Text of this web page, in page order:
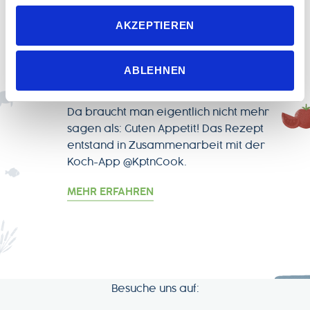
Wenn Sie das Banner mit „Ablehnen“ bestätigen, werden
nur die notwendigen Cookies auf der Webseite gesetzt,
die für den störungsfreien Betrieb der Webseite und die
AKZEPTIEREN
ABLEHNEN
gerösteten Karotten &
Ziegenkäse
Da braucht man eigentlich nicht mehr
sagen als: Guten Appetit! Das Rezept
entstand in Zusammenarbeit mit der
Koch-App @KptnCook.
MEHR ERFAHREN
Besuche uns auf: